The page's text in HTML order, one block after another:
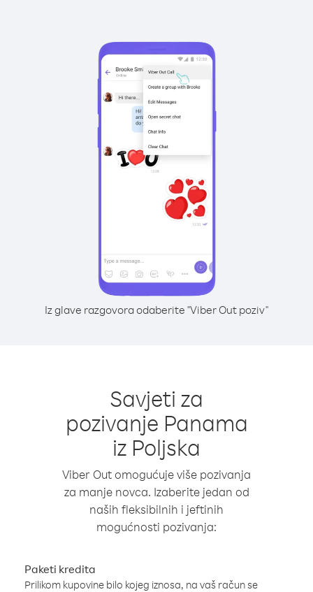
Iz glave razgovora odaberite "Viber Out poziv"
Savjeti za
pozivanje Panama
iz Poljska
Viber Out omogućuje više pozivanja
za manje novca. Izaberite jedan od
naših fleksibilnih i jeftinih
mogućnosti pozivanja:
Paketi kredita
Prilikom kupovine bilo kojeg iznosa, na vaš račun se